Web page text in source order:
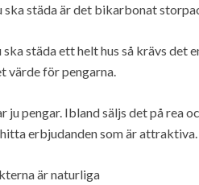
ska städa är det bikarbonat
ska städa ett helt hus så krävs det
värde för pengarna.
ju pengar. Ibland säljs det på rea
erbjudanden som är attraktiva.
är naturliga